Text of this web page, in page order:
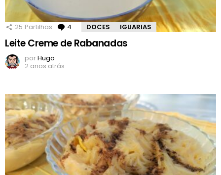
25 Partilhas 4 Comentários
DOCES IGUARIAS
Leite Creme de Rabanadas
porHugo
2 anos atrás